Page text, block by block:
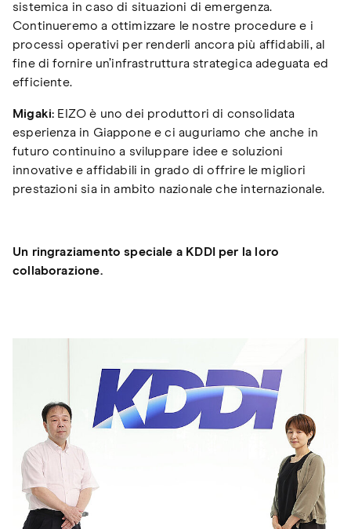
sistemica in caso di situazioni di emergenza.
Continueremo a ottimizzare le nostre procedure e i
processi operativi per renderli ancora più affidabili, al
fine di fornire un’infrastruttura strategica adeguata ed
efficiente.
Migaki: EIZO è uno dei produttori di consolidata
esperienza in Giappone e ci auguriamo che anche in
futuro continuino a sviluppare idee e soluzioni
innovative e affidabili in grado di offrire le migliori
prestazioni sia in ambito nazionale che internazionale.
Un ringraziamento speciale a KDDI per la loro
collaborazione.